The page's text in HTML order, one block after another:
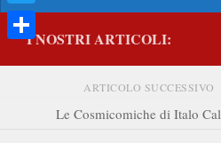
I NOSTRI ARTICOLI:
ARTICOLO SUCCESSIVO
Le Cosmicomiche di Italo
Twitter